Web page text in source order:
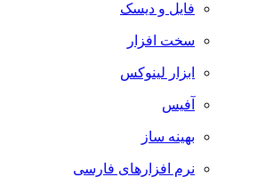
فایل و دیسک
سخت افزار
ابزار لینوکس
آفیس
بهینه ساز
نرم افزارهای فارسی